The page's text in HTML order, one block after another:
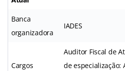
Banca
organizadora
IADES
Cargos
Auditor Fiscal de
de especialização: